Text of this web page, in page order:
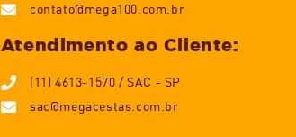
contato@mega100.com.br
Atendimento ao Cliente:
(11) 4613-1570 / SAC - SP
sac@megacestas.com.br